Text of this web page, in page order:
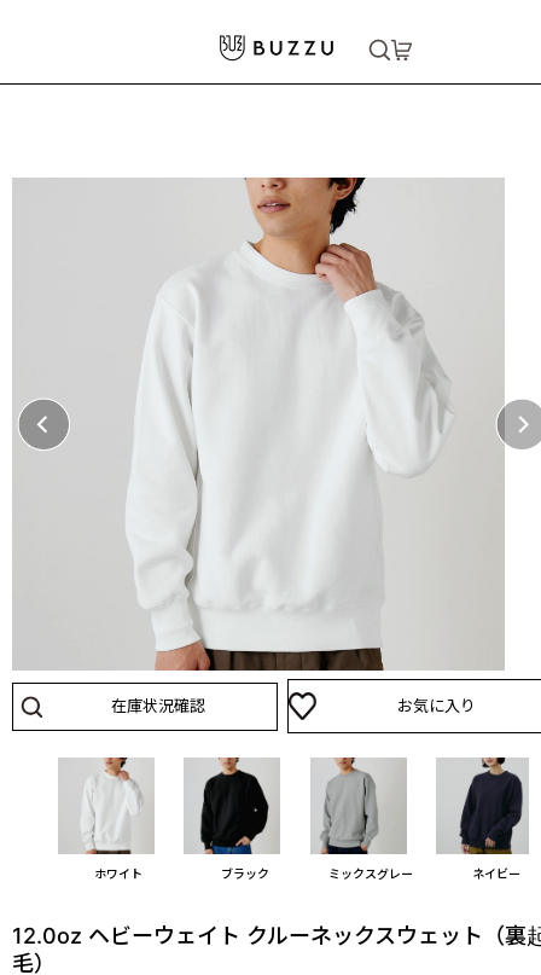
パーカー・スウェット >スウェット
12.0oz ヘビーウェイト クルーネックスウェット（裏起毛）
在庫状況確認 お気に入り
ホワイト ブラック ミックスグレー ネイビー
12.0oz ヘビーウェイト クルーネックスウェット（裏
毛）